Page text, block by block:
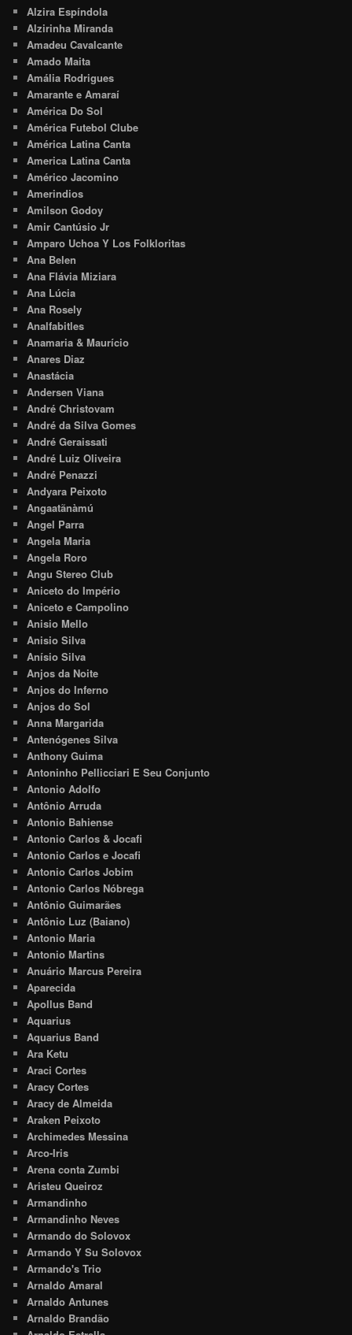
Alzira Espíndola
Alzirinha Miranda
Amadeu Cavalcante
Amado Maita
Amália Rodrigues
Amarante e Amaraí
América Do Sol
América Futebol Clube
América Latina Canta
America Latina Canta
Américo Jacomino
Amerindios
Amilson Godoy
Amir Cantúsio Jr
Amparo Uchoa Y Los Folkloritas
Ana Belen
Ana Flávia Miziara
Ana Lúcia
Ana Rosely
Analfabitles
Anamaria & Maurício
Anares Diaz
Anastácia
Andersen Viana
André Christovam
André da Silva Gomes
André Geraissati
André Luiz Oliveira
André Penazzi
Andyara Peixoto
Angaatãnàmú
Angel Parra
Angela Maria
Angela Roro
Angu Stereo Club
Aniceto do Império
Aniceto e Campolino
Anisio Mello
Anisio Silva
Anísio Silva
Anjos da Noite
Anjos do Inferno
Anjos do Sol
Anna Margarida
Antenógenes Silva
Anthony Guima
Antoninho Pellicciari E Seu Conjunto
Antonio Adolfo
Antônio Arruda
Antonio Bahiense
Antonio Carlos & Jocafi
Antonio Carlos e Jocafi
Antonio Carlos Jobim
Antonio Carlos Nóbrega
Antônio Guimarães
Antônio Luz (Baiano)
Antonio Maria
Antonio Martins
Anuário Marcus Pereira
Aparecida
Apollus Band
Aquarius
Aquarius Band
Ara Ketu
Araci Cortes
Aracy Cortes
Aracy de Almeida
Araken Peixoto
Archimedes Messina
Arco-Iris
Arena conta Zumbi
Aristeu Queiroz
Armandinho
Armandinho Neves
Armando do Solovox
Armando Y Su Solovox
Armando's Trio
Arnaldo Amaral
Arnaldo Antunes
Arnaldo Brandão